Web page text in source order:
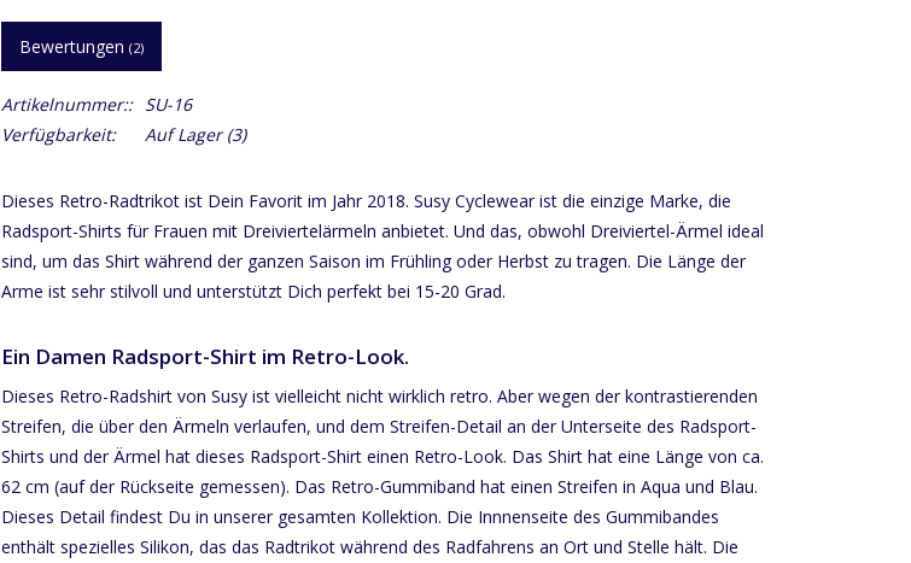
Bewertungen (2)
Artikelnummer::
SU-16
Verfügbarkeit:
Auf Lager(3)
Dieses Retro-Radtrikot ist Dein Favorit im Jahr 2018. Susy Cyclewear ist die einzige Marke, die
Radsport-Shirts für Frauen mit Dreiviertelärmeln anbietet. Und das, obwohl Dreiviertel-Ärmel ideal
sind, um das Shirt während der ganzen Saison im Frühling oder Herbst zu tragen. Die Länge der
Arme ist sehr stilvoll und unterstützt Dich perfekt bei 15-20 Grad.
Ein Damen Radsport-Shirt im Retro-Look.
Dieses Retro-Radshirt von Susy ist vielleicht nicht wirklich retro. Aber wegen der kontrastierenden
Streifen, die über den Ärmeln verlaufen, und dem Streifen-Detail an der Unterseite des Radsport-
Shirts und der Ärmel hat dieses Radsport-Shirt einen Retro-Look. Das Shirt hat eine Länge von ca.
62 cm (auf der Rückseite gemessen). Das Retro-Gummiband hat einen Streifen in Aqua und Blau.
Dieses Detail findest Du in unserer gesamten Kollektion. Die Innnenseite des Gummibandes
enthält spezielles Silikon, das das Radtrikot während des Radfahrens an Ort und Stelle hält. Die